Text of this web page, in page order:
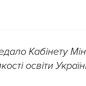
Кабінету
освіти